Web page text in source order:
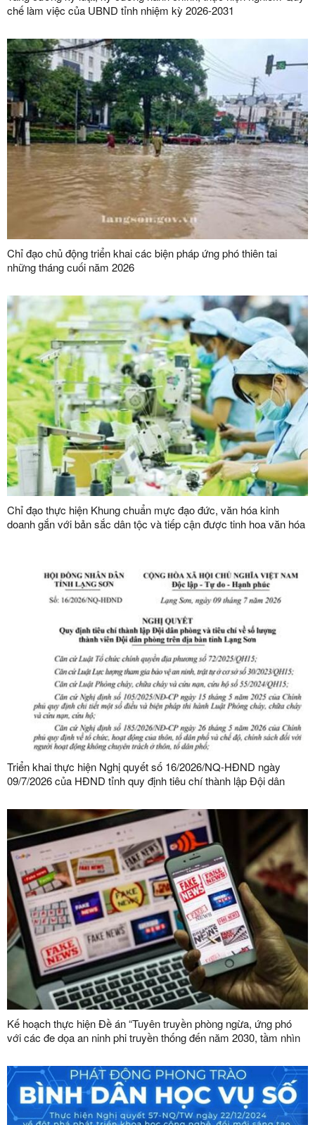
chế làm việc của UBND tỉnh nhiệm kỳ 2026-2031
Chỉ đạo chủ động triển khai các biện pháp ứng phó thiên tai
những tháng cuối năm 2026
Chỉ đạo thực hiện Khung chuẩn mực đạo đức, văn hóa kinh
doanh gắn với bản sắc dân tộc và tiếp cận được tinh hoa văn hóa
Triển khai thực hiện Nghị quyết số 16/2026/NQ-HĐND ngày
09/7/2026 của HĐND tỉnh quy định tiêu chí thành lập Đội dân
bàn tỉnh
Kế hoạch thực hiện Đề án “Tuyên truyền phòng ngừa, ứng phó
với các đe dọa an ninh phi truyền thống đến năm 2030, tầm nhìn